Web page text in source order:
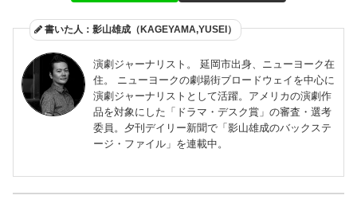
書いた人：影山雄成（KAGEYAMA,YUSEI）
演劇ジャーナリスト。 延岡市出身、ニューヨーク在
住。 ニューヨークの劇場街ブロードウェイを中心に
演劇ジャーナリストとして活躍。アメリカの演劇作
品を対象にした「ドラマ・デスク賞」の審査・選考
委員。夕刊デイリー新聞で「影山雄成のバックステ
ージ・ファイル」を連載中。